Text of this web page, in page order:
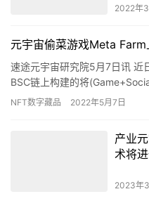
2022年
元宇宙偷菜游戏Meta Farm
速途元宇宙研究院5月7日讯 近
BSC链上构建的将
人都可以通过熟练的游戏玩法与
NFT数字藏品 2022年5月7日
产业
术将
2023年